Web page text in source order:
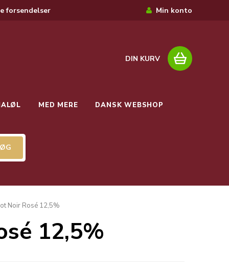
forsendelser Min konto
DIN KURV
MED MERE DANSK WEBSHOP
Noir Rosé 12,5%
12,5%